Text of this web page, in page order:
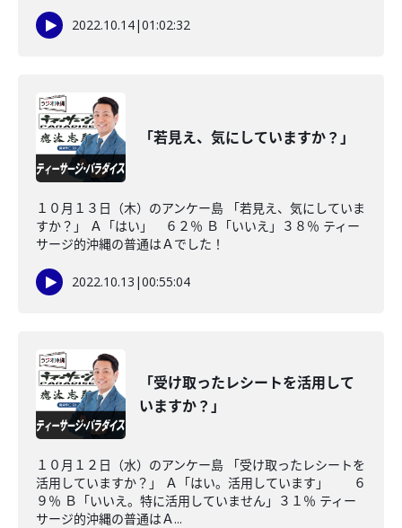
2022.10.14|01:02:32
「若見え、気にしていますか？」
１０月１３日（木）のアンケー島 「若見え、気にしていま
すか？」 Ａ「はい」 ６２％ Ｂ「いいえ」３８％ ティー
サージ的沖縄の普通はＡでした！
2022.10.13 |00:55:04
「受け取ったレシートを活用して
いますか？」
１０月１２日（水）のアンケー島 「受け取ったレシートを
活用していますか？」 Ａ「はい。活用しています」 ６
９％ Ｂ「いいえ。特に活用していません」３１％ ティー
サージ的沖縄の普通はＡ...